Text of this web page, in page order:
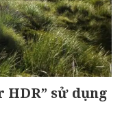
sử dụng